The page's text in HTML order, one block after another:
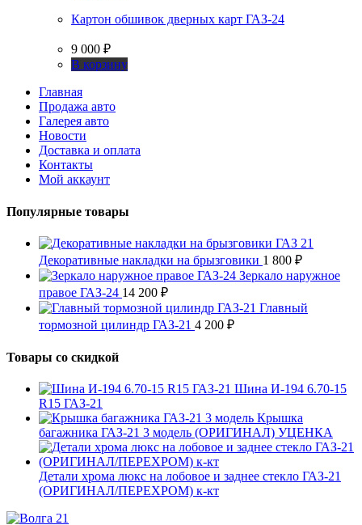
Картон обшивок дверных карт ГАЗ-24
9 000 ₽
В корзину
Главная
Продажа авто
Галерея авто
Новости
Доставка и оплата
Контакты
Мой аккаунт
Популярные товары
Декоративные накладки на брызговики 1 800 ₽
Зеркало наружное
правое ГАЗ-24 14 200 ₽
Главный
тормозной цилиндр ГАЗ-21 4 200 ₽
Товары со скидкой
Шина И-194 6.70-15
R15 ГАЗ-21
Крышка
багажника ГАЗ-21 3 модель (ОРИГИНАЛ) УЦЕНКА
Детали хрома люкс на лобовое и заднее стекло ГАЗ-21
(ОРИГИНАЛ/ПЕРЕХРОМ) к-кт